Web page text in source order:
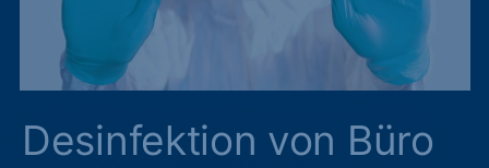
Desinfektion von Büro